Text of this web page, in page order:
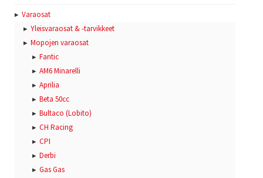
Varaosat
Yleisvaraosat & -tarvikkeet
Mopojen varaosat
Fantic
AM6 Minarelli
Aprilia
Beta 50cc
Bultaco (Lobito)
CH Racing
CPI
Derbi
Gas Gas